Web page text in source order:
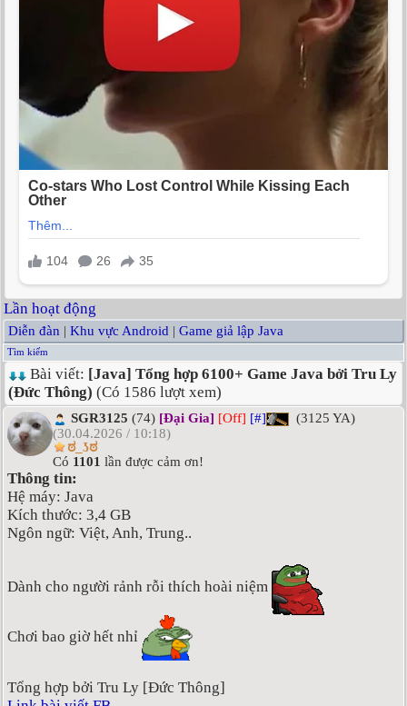
Lần hoạt động
Diễn đàn | Khu vực Android | Game giả lập Java
Tìm kiếm
Bài viết: [Java] Tổng hợp 6100+ Game Java bởi Tru Ly
(Đức Thông) (Có 1586 lượt xem)
SGR3125 (74) [Đại Gia] [Off] [#]
(3125 YA)
(30.04.2026 / 10:18)
ಠ_ʖಠ
Có 1101 lần được cảm ơn!
Thông tin:
Hệ máy: Java
Kích thước: 3,4 GB
Ngôn ngữ: Việt, Anh, Trung..
Dành cho người rảnh rỗi thích hoài niệm
Chơi bao giờ hết nhỉ
Tổng hợp bởi Tru Ly [Đức Thông]